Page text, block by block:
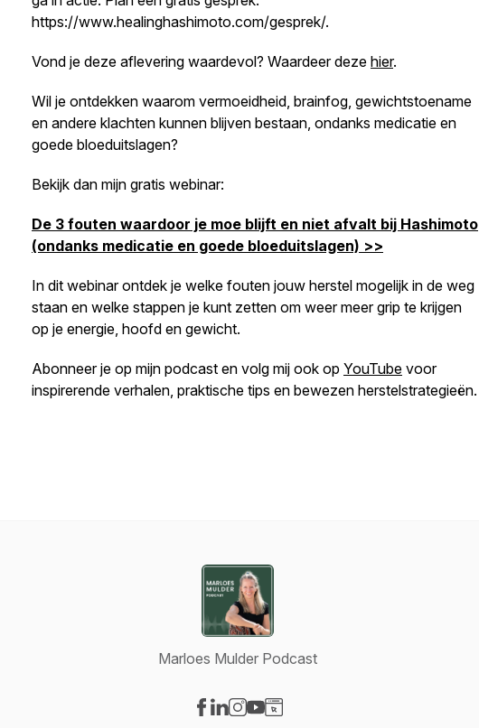
https://www.healinghashimoto.com/gesprek/.
Vond je deze aflevering waardevol? Waardeer deze hier.
Wil je ontdekken waarom vermoeidheid, brainfog, gewichtstoename
en andere klachten kunnen blijven bestaan, ondanks medicatie en
goede bloeduitslagen?
Bekijk dan mijn gratis webinar:
De 3 fouten waardoor je moe blijft en niet afvalt bij Hashimoto
(ondanks medicatie en goede bloeduitslagen) >>
In dit webinar ontdek je welke fouten jouw herstel mogelijk in de weg
staan en welke stappen je kunt zetten om weer meer grip te krijgen
op je energie, hoofd en gewicht.
Abonneer je op mijn podcast en volg mij ook op YouTube voor
inspirerende verhalen, praktische tips en bewezen herstelstrategieën.
Marloes Mulder Podcast